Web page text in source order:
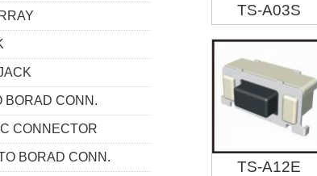
BORAD CONN.
CONNECTOR
BORAD CONN.
TS-A03S
TS-A12E